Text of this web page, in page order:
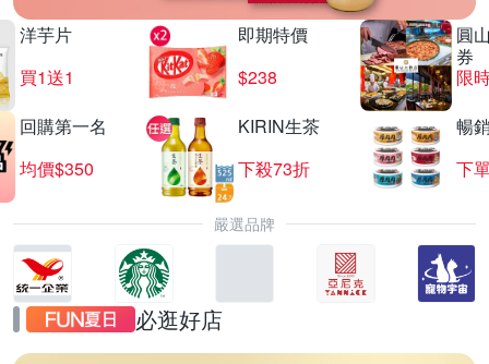
洋芋片
買1送1
即期特價
$238
圓
券
限
回購第一名
均價$350
KIRIN生茶
下殺73折
暢
下
嚴選品牌
必逛好店